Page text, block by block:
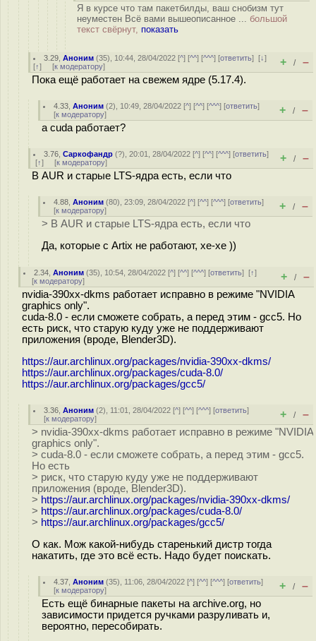
Я в курсе что там пакетбилды, ваш снобизм тут
неуместен Всё вами вышеописанное ... большой
текст свёрнут, показать
3.29 ,Аноним (35), 10:44, 28/04/2022 [^] [^^] [^^^] [ответить][↓]
[↑] [к модератору] + / –
Пока ещё работает на свежем ядре (5.17.4).
4.33 ,Аноним (2), 10:49, 28/04/2022 [^] [^^] [^^^] [ответить]
[к модератору] + / –
а cuda работает?
3.76 ,Саркофандр (?), 20:01, 28/04/2022 [^] [^^] [^^^] [ответить]
[↑] [к модератору] + / –
В AUR и старые LTS-ядра есть, если что
4.88 ,Аноним (80), 23:09, 28/04/2022 [^] [^^] [^^^] [ответить]
[к модератору] + / –
> В AUR и старые LTS-ядра есть, если что
Да, которые с Artix не работают, хе-хе ))
2.34 ,Аноним (35), 10:54, 28/04/2022 [^] [^^] [^^^] [ответить][↑]
[к модератору] + / –
nvidia-390xx-dkms работает исправно в режиме "NVIDIA
graphics only".
cuda-8.0 - если сможете собрать, а перед этим - gcc5. Но
есть риск, что старую куду уже не поддерживают
приложения (вроде, Blender3D).
https://aur.archlinux.org/packages/nvidia-390xx-dkms/
https://aur.archlinux.org/packages/cuda-8.0/
https://aur.archlinux.org/packages/gcc5/
3.36 ,Аноним (2), 11:01, 28/04/2022 [^] [^^] [^^^] [ответить]
[к модератору] + / –
> nvidia-390xx-dkms работает исправно в режиме "NVIDIA
graphics only".
> cuda-8.0 - если сможете собрать, а перед этим - gcc5.
Но есть
> риск, что старую куду уже не поддерживают
приложения (вроде, Blender3D).
> https://aur.archlinux.org/packages/nvidia-390xx-dkms/
> https://aur.archlinux.org/packages/cuda-8.0/
> https://aur.archlinux.org/packages/gcc5/
О как. Мож какой-нибудь старенький дистр тогда
накатить, где это всё есть. Надо будет поискать.
4.37 ,Аноним (35), 11:06, 28/04/2022 [^] [^^] [^^^] [ответить]
[к модератору] + / –
Есть ещё бинарные пакеты на archive.org, но
зависимости придется ручками разруливать и,
вероятно, пересобирать.